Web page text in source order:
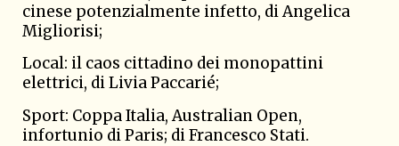
cinese potenzialmente infetto, diAngelica
Migliorisi;
Local: il caos cittadino dei monopattini
elettrici, diLivia Paccarié;
Sport: Coppa Italia, Australian Open,
infortunio di Paris; diFrancesco Stati.